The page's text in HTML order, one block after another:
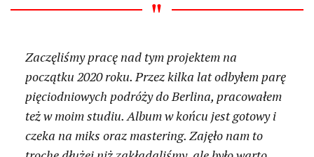
Zaczęliśmy pracę nad tym projektem na
początku 2020 roku. Przez kilka lat odbyłem parę
pięciodniowych podróży do Berlina, pracowałem
też w moim studiu. Album w końcu jest gotowy i
czeka na miks oraz mastering. Zajęło nam to